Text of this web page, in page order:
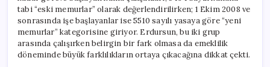
için
tabi “eski memurlar” olarak değerlendirilirken; 1 Ekim 2008 ve
sonrasında işe başlayanlar ise 5510 sayılı yasaya göre “yeni
memurlar” kategorisine giriyor. Erdursun, bu iki grup
arasında çalışırken belirgin bir fark olmasa da emeklilik
döneminde büyük farklılıkların ortaya çıkacağına dikkat çekti.